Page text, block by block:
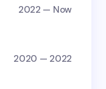
2022 — Now
2020 — 2022